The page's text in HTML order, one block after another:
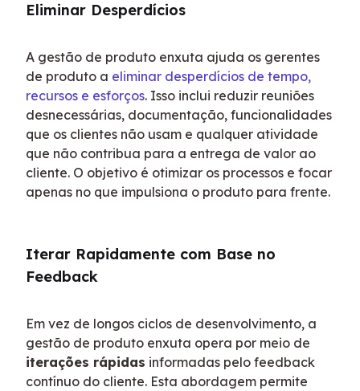
Eliminar Desperdícios
A gestão de produto enxuta ajuda os gerentes
de produto a eliminar desperdícios de tempo,
recursos e esforços. Isso inclui reduzir reuniões
desnecessárias, documentação, funcionalidades
que os clientes não usam e qualquer atividade
que não contribua para a entrega de valor ao
cliente. O objetivo é otimizar os processos e focar
apenas no que impulsiona o produto para frente.
Iterar Rapidamente com Base no
Feedback
Em vez de longos ciclos de desenvolvimento, a
iterações rápidas informadas pelo feedback
contínuo do cliente. Esta abordagem permite